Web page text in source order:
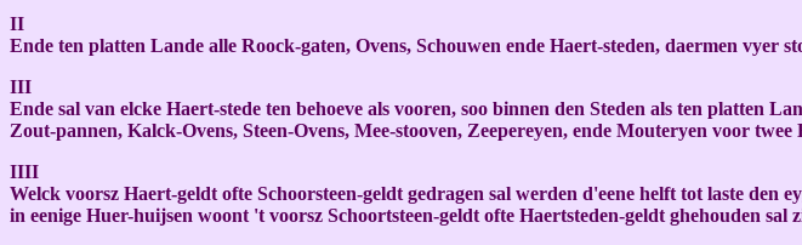
II
Ende ten platten Lande alle Roock-gaten, Ovens, Schouwen ende Haert-steden, daermen vyer
III
Ende sal van elcke Haert-stede ten behoeve als vooren, soo binnen den Steden als ten platten
Zout-pannen, Kalck-Ovens, Steen-Ovens, Mee-stooven, Zeepereyen, ende Mouteryen voor twee
IIII
Welck voorsz Haert-geldt ofte Schoorsteen-geldt gedragen sal werden d'eene helft tot laste
in eenige Huer-huijsen woont 't voorsz Schoortsteen-geldt ofte Haertsteden-geldt ghehouden